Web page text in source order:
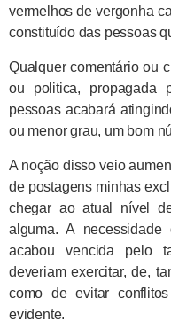
vermelhos de vergonha
constituído das pessoas
Qualquer comentário ou
ou politica,
pessoas acabará
ou menor grau, um bom
A noção disso veio
de postagens minhas
chegar ao atual nível
alguma. A
acabou vencida pelo
deveriam exercitar, de,
como de evitar
evidente.